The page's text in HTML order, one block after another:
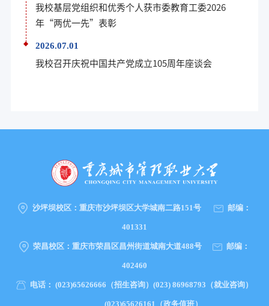
我校基层党组织和优秀个人获市委教育工委2026
年“两优一先”表彰
2026.07.01
我校召开庆祝中国共产党成立105周年座谈会
沙坪坝校区： 重庆市沙坪坝区大学城南二路151号 邮编：
401331
荣昌校区： 重庆市荣昌区昌州街道城南大道488号 邮编：
402460
电话： (023)65626666（招生咨询）(023) 86968793（就业咨询）
(023)65626161（政务值班）